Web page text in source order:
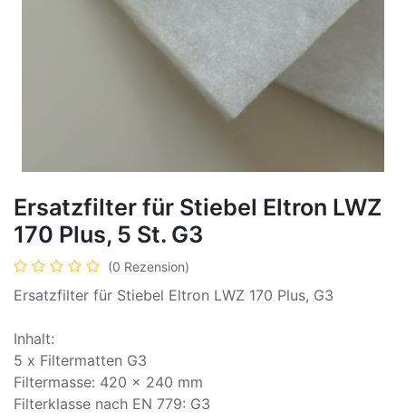
Ersatzfilter für Stiebel Eltron LWZ
170 Plus, 5 St. G3
(0 Rezension)
Ersatzfilter für Stiebel Eltron LWZ 170 Plus, G3
Inhalt:
5 x Filtermatten G3
Filtermasse: 420 x 240 mm
Filterklasse nach EN 779: G3